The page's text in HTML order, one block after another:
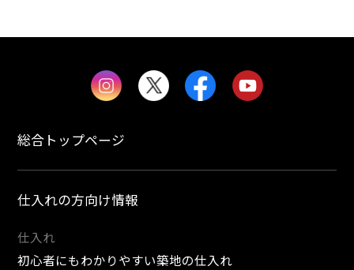
総合トップページ
仕入れの方向け情報
仕入れ
初心者にもわかりやすい築地の仕入れ